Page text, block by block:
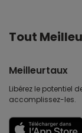
Tout
Meilleurtaux
Libérez le potentiel
accomplissez-les.